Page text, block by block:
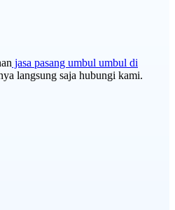
jasa pasang umbul umbul di
langsung saja hubungi kami.